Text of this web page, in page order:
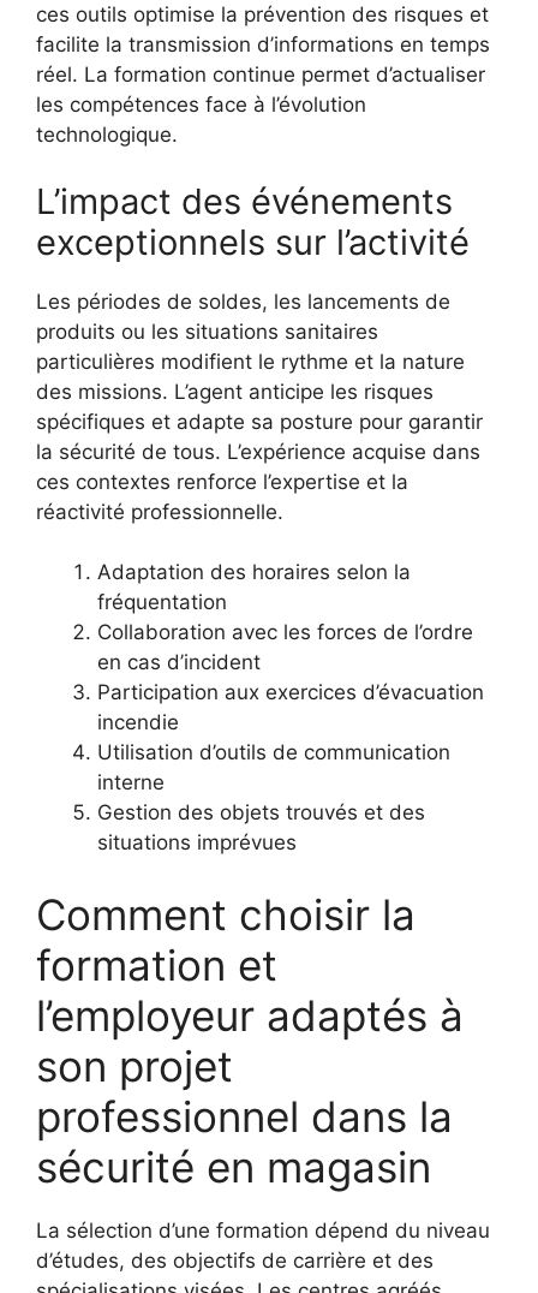
ces outils optimise la prévention des risques et
facilite la transmission d’informations en temps
réel. La formation continue permet d’actualiser
les compétences face à l’évolution
technologique.
L’impact des événements
exceptionnels sur l’activité
Les périodes de soldes, les lancements de
produits ou les situations sanitaires
particulières modifient le rythme et la nature
des missions. L’agent anticipe les risques
spécifiques et adapte sa posture pour garantir
la sécurité de tous. L’expérience acquise dans
ces contextes renforce l’expertise et la
réactivité professionnelle.
Adaptation des horaires selon la
fréquentation
Collaboration avec les forces de l’ordre
en cas d’incident
Participation aux exercices d’évacuation
incendie
Utilisation d’outils de communication
interne
Gestion des objets trouvés et des
situations imprévues
Comment choisir la
formation et
l’employeur adaptés à
son projet
professionnel dans la
sécurité en magasin
La sélection d’une formation dépend du niveau
d’études, des objectifs de carrière et des